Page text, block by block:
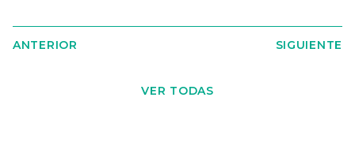
ANTERIOR
VER TODAS
SIGUIENTE